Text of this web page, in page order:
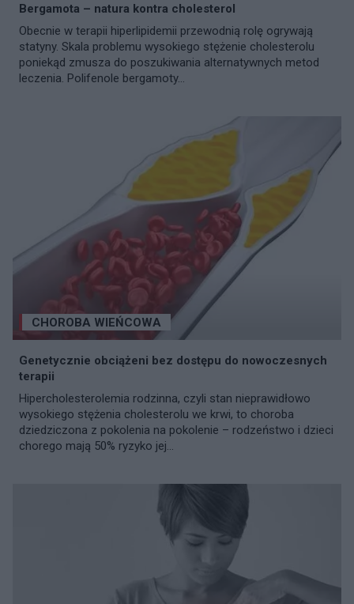
Bergamota – natura kontra cholesterol
Obecnie w terapii hiperlipidemii przewodnią rolę ogrywają
statyny. Skala problemu wysokiego stężenie cholesterolu
poniekąd zmusza do poszukiwania alternatywnych metod
leczenia. Polifenole bergamoty...
CHOROBA WIEŃCOWA
Genetycznie obciążeni bez dostępu do nowoczesnych
terapii
Hipercholesterolemia rodzinna, czyli stan nieprawidłowo
wysokiego stężenia cholesterolu we krwi, to choroba
dziedziczona z pokolenia na pokolenie – rodzeństwo i dzieci
chorego mają 50% ryzyko jej...